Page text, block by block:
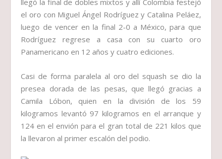
llegó la final de dobles mixtos y allí Colombia festejó
el oro con Miguel Ángel Rodríguez y Catalina Peláez,
luego de vencer en la final 2-0 a México, para que
Rodríguez regrese a casa con su cuarto oro
Panamericano en 12 años y cuatro ediciones.
Casi de forma paralela al oro del squash se dio la
presea dorada de las pesas, que llegó gracias a
Camila Lóbon, quien en la división de los 59
kilogramos levantó 97 kilogramos en el arranque y
124 en el envión para el gran total de 221 kilos que
la llevaron al primer escalón del podio.